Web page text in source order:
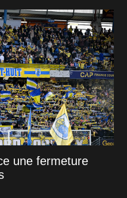
une fermeture